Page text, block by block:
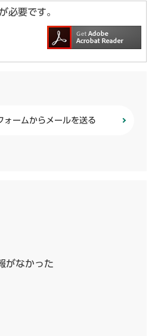
要です。
ォームからメールを送る
がなかった